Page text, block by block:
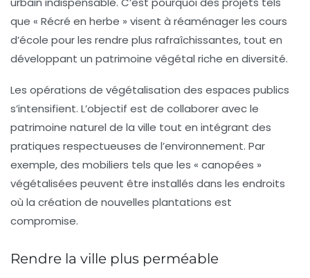
que « Récré en herbe » visent à réaménager les cours
d’école pour les rendre plus rafraîchissantes, tout en
développant un patrimoine végétal riche en diversité.
Les opérations de végétalisation des espaces publics
s’intensifient. L’objectif est de collaborer avec le
patrimoine naturel de la ville tout en intégrant des
pratiques respectueuses de l’environnement. Par
exemple, des mobiliers tels que les « canopées »
végétalisées peuvent être installés dans les endroits
où la création de nouvelles plantations est
compromise.
Rendre la ville plus perméable